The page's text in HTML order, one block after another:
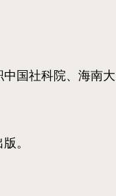
国社科院、海南大
。